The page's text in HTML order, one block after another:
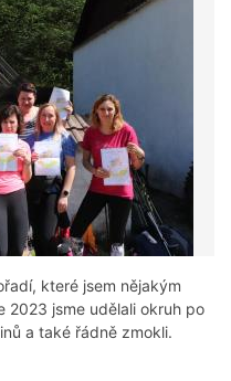
které jsem nějakým
2023 jsme udělali okruh po
a také řádně zmokli.